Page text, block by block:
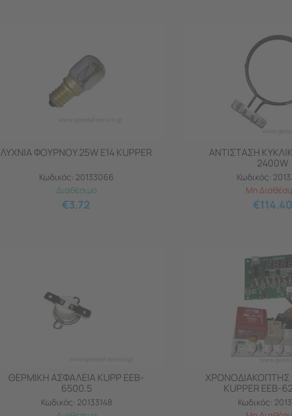
ΛΥΧΝΙΑ ΦΟΥΡΝΟΥ 25W E14 KUPPER
Κωδικός: 20133066
Διαθέσιμο
€3.72
ΑΝΤΙΣΤΑΣΗ
2400W
Κωδικός:
Μη
€114.40
ΘΕΡΜΙΚΗ ΑΣΦΑΛΕΙΑ KUPP EEB-
6500.5
Κωδικός: 20133148
KUPPER EEB-
Κωδικός: